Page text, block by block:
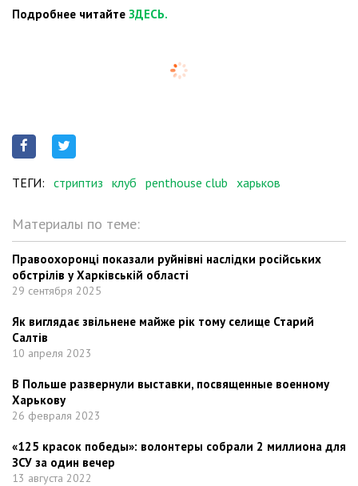
Подробнее читайте ЗДЕСЬ.
ТЕГИ: стриптиз клуб penthouse club харьков
Материалы по теме:
Правоохоронці показали руйнівні наслідки російських
обстрілів у Харківській області
29 сентября 2025
Як виглядає звільнене майже рік тому селище Старий
Салтів
10 апреля 2023
В Польше развернули выставки, посвященные военному
Харькову
26 февраля 2023
«125 красок победы»: волонтеры собрали 2 миллиона для
ЗСУ за один вечер
13 августа 2022